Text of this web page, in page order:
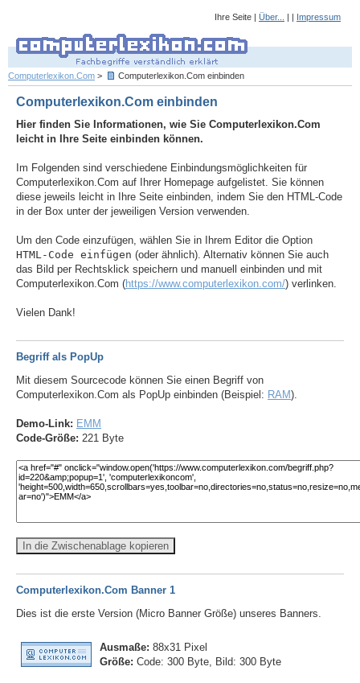
Ihre Seite | Über... | | Impressum
Computerlexikon.Com > Computerlexikon.Com einbinden
Computerlexikon.Com einbinden
Hier finden Sie Informationen, wie Sie Computerlexikon.Com
leicht in Ihre Seite einbinden können.
Im Folgenden sind verschiedene Einbindungsmöglichkeiten für
Computerlexikon.Com auf Ihrer Homepage aufgelistet. Sie können
diese jeweils leicht in Ihre Seite einbinden, indem Sie den HTML-Code
in der Box unter der jeweiligen Version verwenden.
Um den Code einzufügen, wählen Sie in Ihrem Editor die Option
HTML-Code einfügen (oder ähnlich). Alternativ können Sie auch
das Bild per Rechtsklick speichern und manuell einbinden und mit
Computerlexikon.Com (https://www.computerlexikon.com/) verlinken.
Vielen Dank!
Begriff als PopUp
Mit diesem Sourcecode können Sie einen Begriff von
Computerlexikon.Com als PopUp einbinden (Beispiel: RAM).
Demo-Link: EMM
Code-Größe: 221 Byte
In die Zwischenablage kopieren
Computerlexikon.Com Banner 1
Dies ist die erste Version (Micro Banner Größe) unseres Banners.
Ausmaße: 88x31 Pixel
Größe: Code: 300 Byte, Bild: 300 Byte